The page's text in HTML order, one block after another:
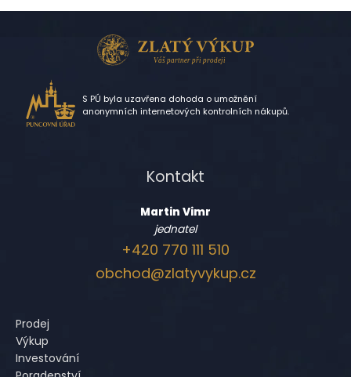
S PÚ byla uzavřena dohoda o umožnění
anonymních internetových kontrolních nákupů.
Kontakt
Martin Vimr
jednatel
+420 770 111 510
obchod@zlatyvykup.cz
Prodej
Výkup
Investování